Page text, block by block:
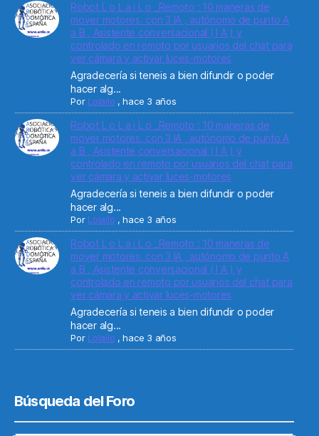
Robot L o L a i L o _Remoto : 10 maneras de
mover motores. con 3 IA , autónomo de punto A
a B , Asistente conversacional ( I A ) y
controlado en remoto por usuarios del chat para
ver cámara y activar luces-motores
Agradecería si teneis a bien difundir o poder
hacer alg...
Por Lolailo ,hace 3 años
Robot L o L a i L o _Remoto : 10 maneras de
mover motores. con 3 IA , autónomo de punto A
a B , Asistente conversacional ( I A ) y
controlado en remoto por usuarios del chat para
ver cámara y activar luces-motores
Agradecería si teneis a bien difundir o poder
hacer alg...
Por Lolailo ,hace 3 años
Robot L o L a i L o _Remoto : 10 maneras de
mover motores. con 3 IA , autónomo de punto A
a B , Asistente conversacional ( I A ) y
controlado en remoto por usuarios del chat para
ver cámara y activar luces-motores
Agradecería si teneis a bien difundir o poder
hacer alg...
Por Lolailo ,hace 3 años
Búsqueda del Foro